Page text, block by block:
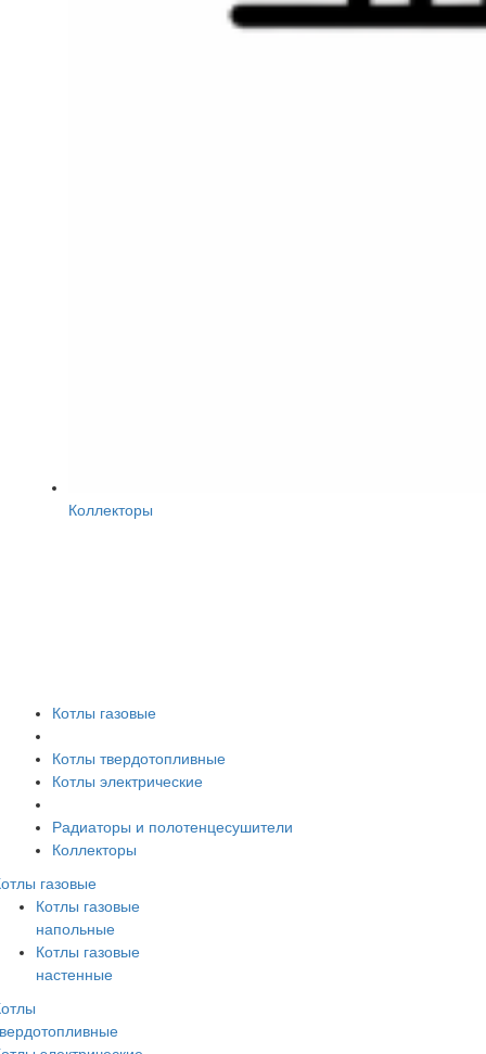
Коллекторы
Котлы газовые
Котлы твердотопливные
Котлы электрические
Радиаторы и полотенцесушители
Коллекторы
газовые
Котлы газовые
напольные
Котлы газовые
настенные